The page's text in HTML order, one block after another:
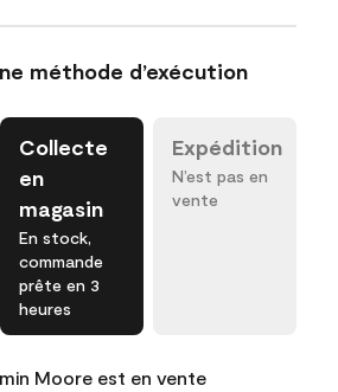
méthode d’exécution
Collecte
en
magasin
En stock,
commande
prête en 3
heures
Expédition
N’est pas en
vente
Moore est en vente